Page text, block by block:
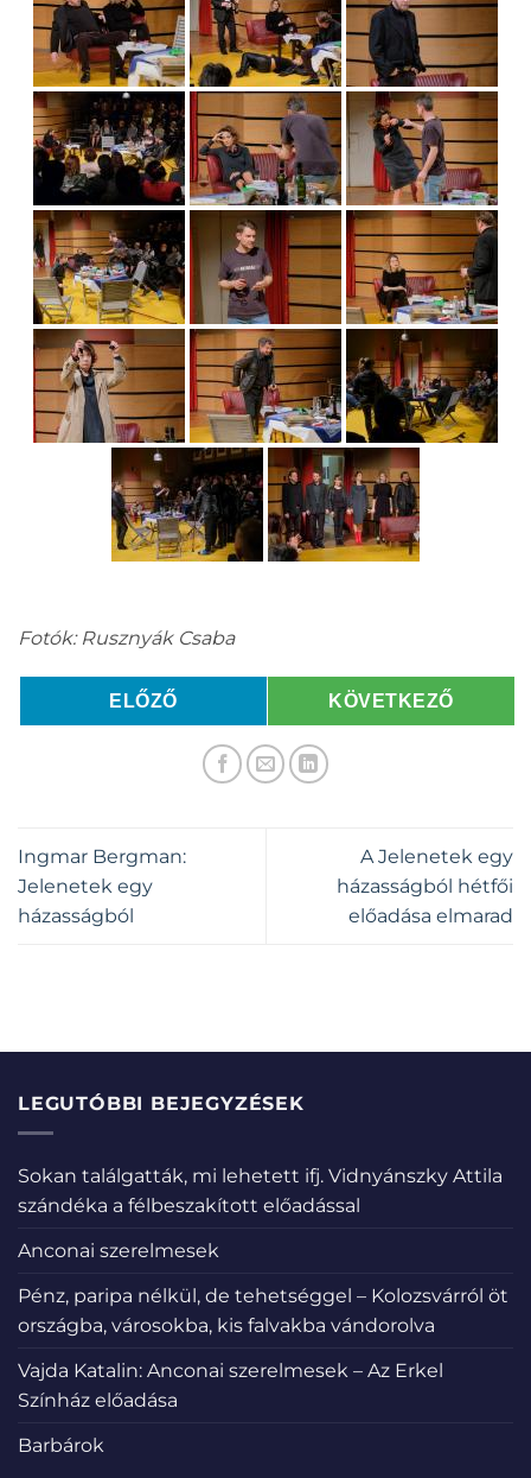
Fotók: Rusznyák Csaba
ELŐZŐ KÖVETKEZŐ
Ingmar Bergman:
Jelenetek egy
házasságból
A Jelenetek egy
házasságból hétfői
előadása elmarad
LEGUTÓBBI BEJEGYZÉSEK
Sokan találgatták, mi lehetett ifj. Vidnyánszky Attila
szándéka a félbeszakított előadással
Anconai szerelmesek
Pénz, paripa nélkül, de tehetséggel – Kolozsvárról öt
országba, városokba, kis falvakba vándorolva
Vajda Katalin: Anconai szerelmesek – Az Erkel
Színház előadása
Barbárok